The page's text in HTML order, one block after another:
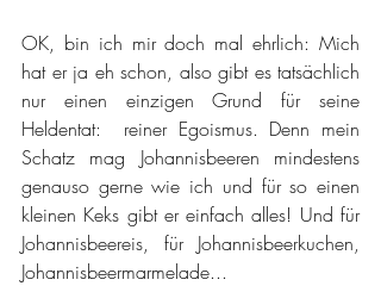
OK, bin ich mir doch mal ehrlich: Mich
hat er ja eh schon, also gibt es tatsächlich
nur einen einzigen Grund für seine
Heldentat:  reiner Egoismus. Denn mein
Schatz mag Johannisbeeren mindestens
genauso gerne wie ich und für so einen
kleinen Keks gibt er einfach alles! Und für
Johannisbeereis, für Johannisbeerkuchen,
Johannisbeermarmelade...